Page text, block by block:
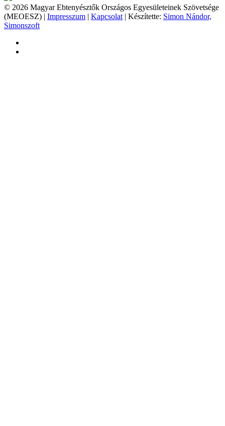
© 2026 Magyar Ebtenyésztők Országos Egyesületeinek Szövetsége
(MEOESZ) | Impresszum | Kapcsolat | Készítette: Simon Nándor,
Simonszoft